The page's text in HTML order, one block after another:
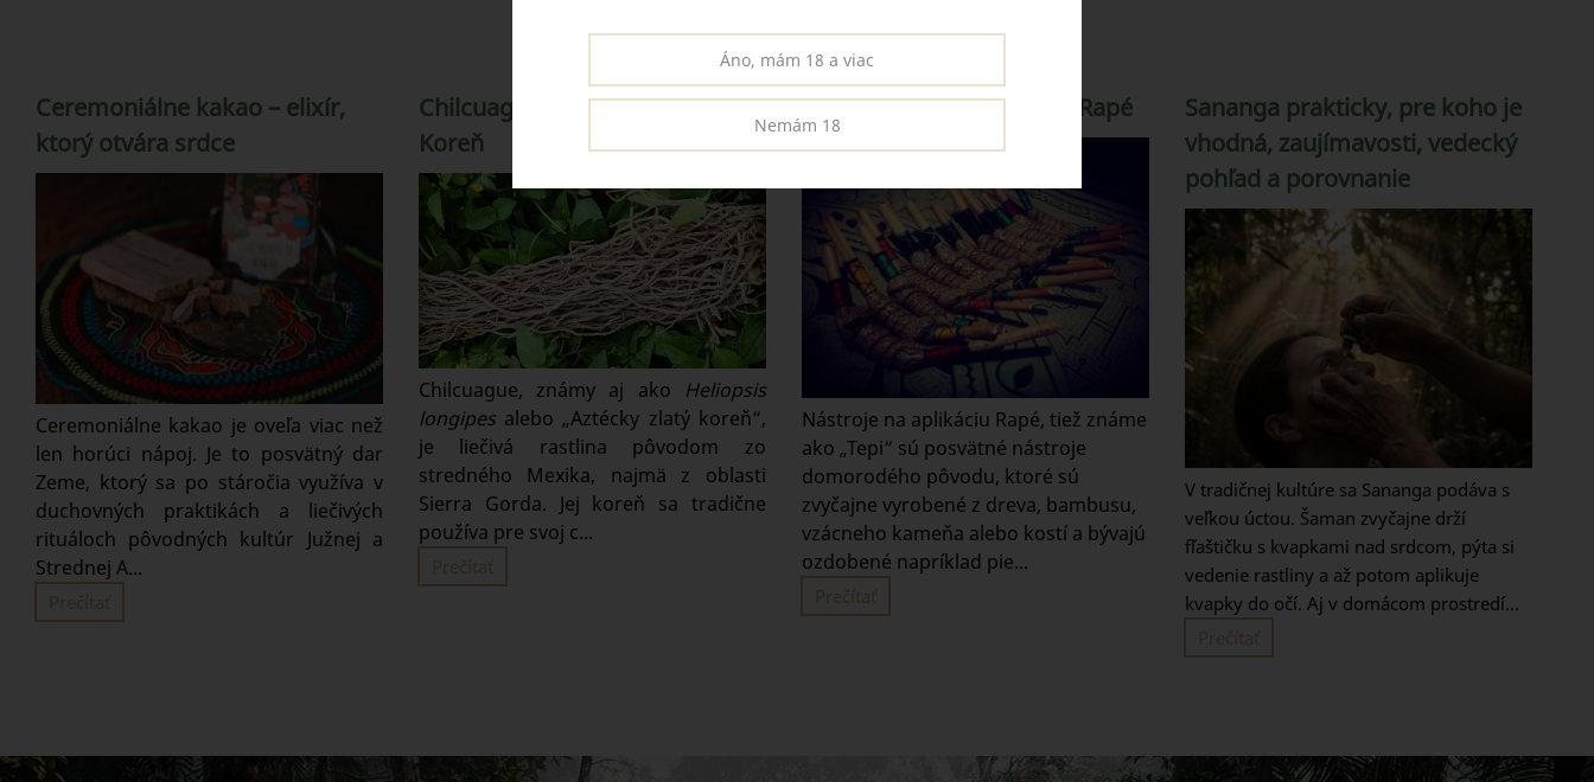
Ceremoniálne kakao – elixír,
ktorý otvára srdce
Ceremoniálne kakao je oveľa viac než
len horúci nápoj. Je to posvätný dar
Zeme, ktorý sa po stáročia využíva v
duchovných praktikách a liečivých
rituáloch pôvodných kultúr Južnej a
Strednej A...
Prečítať
Chilcuague – Aztécky Zlatý
Koreň
Chilcuague, známy aj ako Heliopsis
longipesalebo „Aztécky zlatý koreň“,
je liečivá rastlina pôvodom zo
stredného Mexika, najmä z oblasti
Sierra Gorda. Jej koreň sa tradične
používa pre svoj c...
Prečítať
Tepi - tradičný nástroj na Rapé
Nástroje na aplikáciu Rapé, tiež známe
ako „Tepi“ sú posvätné nástroje
domorodého pôvodu, ktoré sú
zvyčajne vyrobené z dreva, bambusu,
vzácneho kameňa alebo kostí a bývajú
ozdobené napríklad pie...
Prečítať
Sananga prakticky, pre koho je
vhodná, zaujímavosti, vedecký
pohľad a porovnanie
V tradičnej kultúre sa Sananga podáva s
veľkou úctou. Šaman zvyčajne drží
fľaštičku s kvapkami nad srdcom, pýta si
vedenie rastliny a až potom aplikuje
kvapky do očí. Aj v domácom prostredí...
Prečítať
Áno, mám 18 a viac
Nemám 18